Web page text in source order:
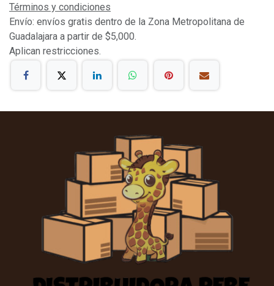
Términos y condiciones
Envío: envíos gratis dentro de la Zona Metropolitana de
Guadalajara a partir de $5,000.
Aplican restricciones.